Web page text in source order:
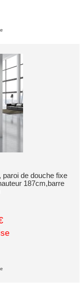
paroi de douche fixe
187cm,barre